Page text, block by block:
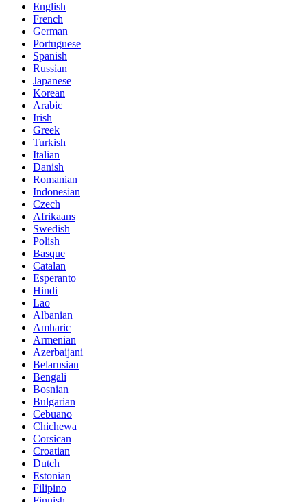
English
French
German
Portuguese
Spanish
Russian
Japanese
Korean
Arabic
Irish
Greek
Turkish
Italian
Danish
Romanian
Indonesian
Czech
Afrikaans
Swedish
Polish
Basque
Catalan
Esperanto
Hindi
Lao
Albanian
Amharic
Armenian
Azerbaijani
Belarusian
Bengali
Bosnian
Bulgarian
Cebuano
Chichewa
Corsican
Croatian
Dutch
Estonian
Filipino